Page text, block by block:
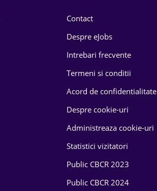
Contact
Despre eJobs
Intrebari frecvente
Termeni si conditii
Acord de confidentialitate
Despre cookie-uri
Administreaza cookie-uri
Statistici vizitatori
Public CBCR 2023
Public CBCR 2024